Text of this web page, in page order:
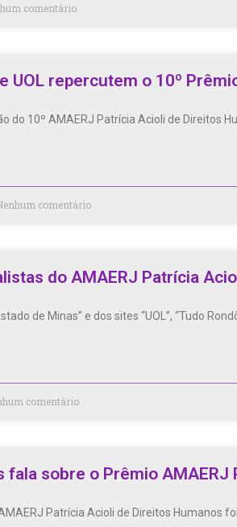
comentário
UOL repercutem o 10º
do 10º AMAERJ Patrícia Acioli de Direitos
comentário
do AMAERJ Patrícia
de Minas” e dos sites “UOL”, “Tudo
comentário
fala sobre o Prêmio
Patrícia Acioli de Direitos Humanos